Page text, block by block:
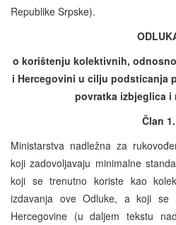
Republike Srpske).
o korištenju kolektivnih,
i Hercegovini u cilju podsticanja
povratka izbjeglica i
Član 1.
Ministarstva nadležna za
koji zadovoljavaju minimalne
koji se trenutno koriste kao
izdavanja ove Odluke, a koji se
Hercegovine (u daljem tekstu